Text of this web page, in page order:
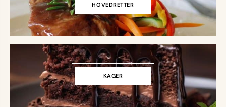
HOVEDRETTER
KAGER